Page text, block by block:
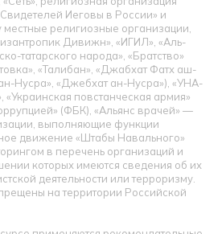
Иеговы в России» и
местные религиозные организации,
Дивижн», «ИГИЛ», «Аль-
татарского народа», «Братство»
«Талибан», «Джабхат Фатх аш-
Нусра», «Джебхат ан-Нусра»), «УНА-
повстанческая армия»
(ФБК), «Альянс врачей» —
выполняющие функции
движение «Штабы Навального»
в перечень организаций и
которых имеются сведения об их
деятельности или терроризму.
на территории Российской